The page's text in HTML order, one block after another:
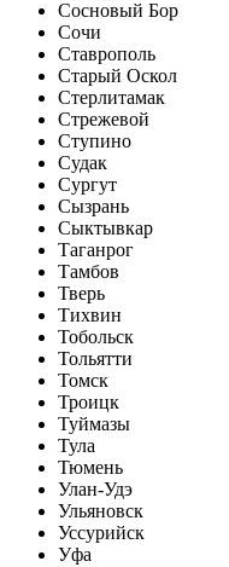
Сосновый Бор
Сочи
Ставрополь
Старый Оскол
Стерлитамак
Стрежевой
Ступино
Судак
Сургут
Сызрань
Сыктывкар
Таганрог
Тамбов
Тверь
Тихвин
Тобольск
Тольятти
Томск
Троицк
Туймазы
Тула
Тюмень
Улан-Удэ
Ульяновск
Уссурийск
Уфа